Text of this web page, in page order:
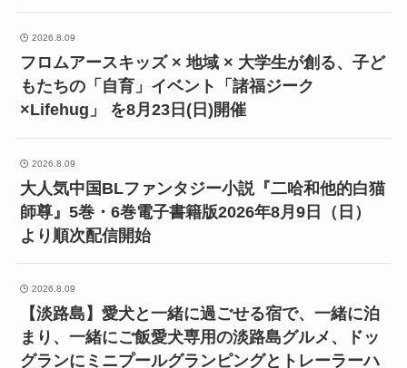
2026.8.09
フロムアースキッズ × 地域 × 大学生が創る、子ど
もたちの「自育」イベント「諸福ジーク
×Lifehug」 を8月23日(日)開催
2026.8.09
大人気中国BLファンタジー小説『二哈和他的白猫
師尊』5巻・6巻電子書籍版2026年8月9日（日）
より順次配信開始
2026.8.09
【淡路島】愛犬と一緒に過ごせる宿で、一緒に泊
まり、一緒にご飯愛犬専用の淡路島グルメ、ドッ
グランにミニプールグランピングとトレーラーハ